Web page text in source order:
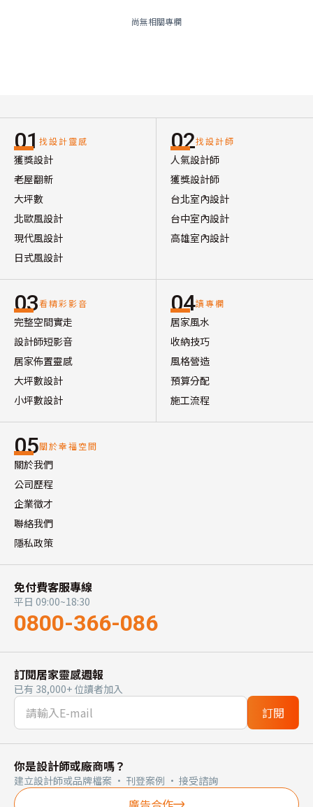
尚無相關專欄
01 找設計靈感
獲獎設計
老屋翻新
大坪數
北歐風設計
現代風設計
日式風設計
02找設計師
人氣設計師
獲獎設計師
台北室內設計
台中室內設計
高雄室內設計
03看精彩影音
完整空間實走
設計師短影音
居家佈置靈感
大坪數設計
小坪數設計
04讀專欄
居家風水
收納技巧
風格營造
預算分配
施工流程
05關於幸福空間
關於我們
公司歷程
企業徵才
聯絡我們
隱私政策
免付費客服專線
平日 09:00~18:30
0800-366-086
訂閱居家靈感週報
已有 38,000+ 位讀者加入
訂閱
你是設計師或廠商嗎？
建立設計師或品牌檔案 · 刊登案例 · 接受諮詢